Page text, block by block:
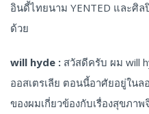
อินดี้ไทยนาม YENTED และศิล
ด้วย
will hyde : สวัสดีครับ ผม will
ออสเตรเลีย ตอนนี้อาศัยอยู่ในล
ของผมเกี่ยวข้องกับเรื่องสุขภา